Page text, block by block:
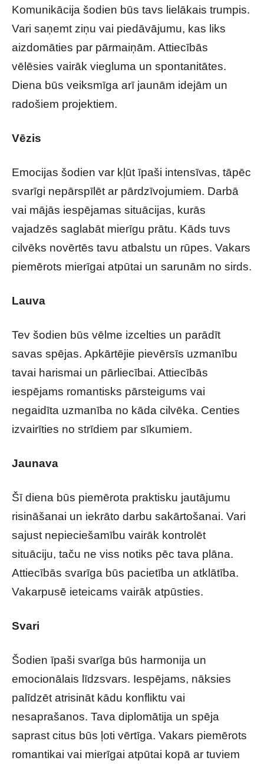
Komunikācija šodien būs tavs lielākais trumpis.
Vari saņemt ziņu vai piedāvājumu, kas liks
aizdomāties par pārmaiņām. Attiecībās
vēlēsies vairāk viegluma un spontanitātes.
Diena būs veiksmīga arī jaunām idejām un
radošiem projektiem.
Vēzis
Emocijas šodien var kļūt īpaši intensīvas, tāpēc
svarīgi nepārspīlēt ar pārdzīvojumiem. Darbā
vai mājās iespējamas situācijas, kurās
vajadzēs saglabāt mierīgu prātu. Kāds tuvs
cilvēks novērtēs tavu atbalstu un rūpes. Vakars
piemērots mierīgai atpūtai un sarunām no sirds.
Lauva
Tev šodien būs vēlme izcelties un parādīt
savas spējas. Apkārtējie pievērsīs uzmanību
tavai harismai un pārliecībai. Attiecībās
iespējams romantisks pārsteigums vai
negaidīta uzmanība no kāda cilvēka. Centies
izvairīties no strīdiem par sīkumiem.
Jaunava
Šī diena būs piemērota praktisku jautājumu
risināšanai un iekrāto darbu sakārtošanai. Vari
sajust nepieciešamību vairāk kontrolēt
situāciju, taču ne viss notiks pēc tava plāna.
Attiecībās svarīga būs pacietība un atklātība.
Vakarpusē ieteicams vairāk atpūsties.
Svari
Šodien īpaši svarīga būs harmonija un
emocionālais līdzsvars. Iespējams, nāksies
palīdzēt atrisināt kādu konfliktu vai
nesaprašanos. Tava diplomātija un spēja
saprast citus būs ļoti vērtīga. Vakars piemērots
romantikai vai mierīgai atpūtai kopā ar tuviem